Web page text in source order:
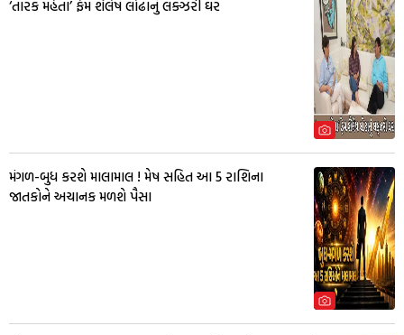
‘તારક મહેતા’ ફેમ શૈલેષ લોઢાનું લક્ઝરી ઘર
મંગળ-બુધ કરશે માલામાલ ! મેષ સહિત આ 5 રાશિના
જાતકોને અચાનક મળશે પૈસા